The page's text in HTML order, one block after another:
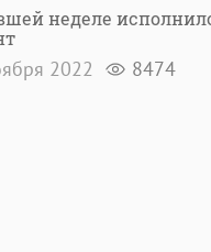
неделе
2022 8474